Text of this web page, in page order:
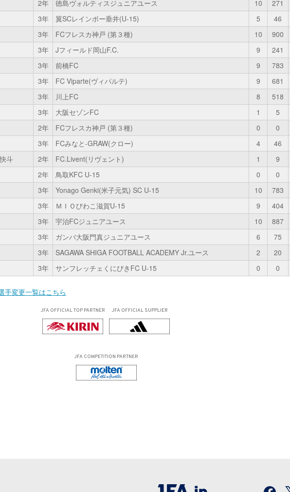
2年 徳島ヴォルティスジュニアユース 10 271
3年 翼SCレインボー垂井(U-15) 5 46
3年 FCフレスカ神戸 (第３種) 10 900
3年 Jフィールド岡山F.C. 9 241
3年 前橋FC 9 783
3年 FC Viparte(ヴィパルテ) 9 681
3年 川上FC 8 518
3年 大阪セゾンFC 1 5
2年 FCフレスカ神戸 (第３種) 0 0
3年 FCみなと-GRAW(クロー) 4 46
斗 2年 FC.Livent(リヴェント) 1 9
2年 鳥取KFC U-15 0 0
3年 Yonago Genki(米子元気) SC U-15 10 783
3年 ＭＩＯびわこ滋賀U-15 9 404
3年 宇治FCジュニアユース 10 887
3年 ガンバ大阪門真ジュニアユース 6 75
3年 SAGAWA SHIGA FOOTBALL ACADEMY Jr.ユース 2 20
3年 サンフレッチェくにびきFC U-15 0 0
手変更一覧はこちら
JFA OFFICIALTOP PARTNER JFA OFFICIAL SUPPLIER
JFA COMPETITION PARTNER